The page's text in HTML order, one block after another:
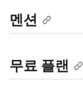
멘션
무료 플랜